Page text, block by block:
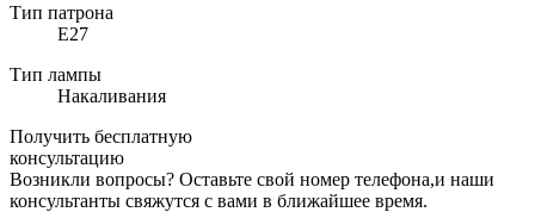
Тип патрона
E27
Тип лампы
Накаливания
Получить бесплатную
консультацию
Возникли вопросы? Оставьте свой номер телефона,и наши
консультанты свяжутся с вами в ближайшее время.